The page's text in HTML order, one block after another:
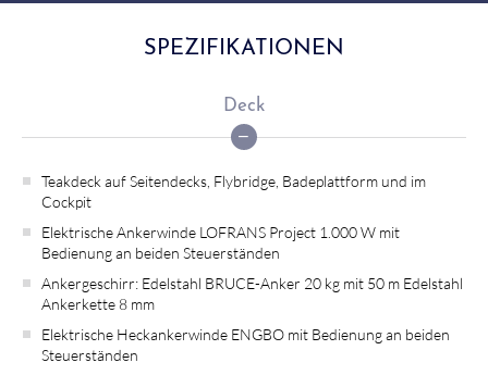
SPEZIFIKATIONEN
Deck
Teakdeck auf Seitendecks, Flybridge, Badeplattform und im
Cockpit
Elektrische Ankerwinde LOFRANS Project 1.000 W mit
Bedienung an beiden Steuerständen
Ankergeschirr: Edelstahl BRUCE-Anker 20 kg mit 50 m Edelstahl
Ankerkette 8 mm
Elektrische Heckankerwinde ENGBO mit Bedienung an beiden
Steuerständen